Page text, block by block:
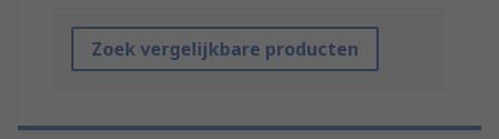
Zoek vergelijkbare producten